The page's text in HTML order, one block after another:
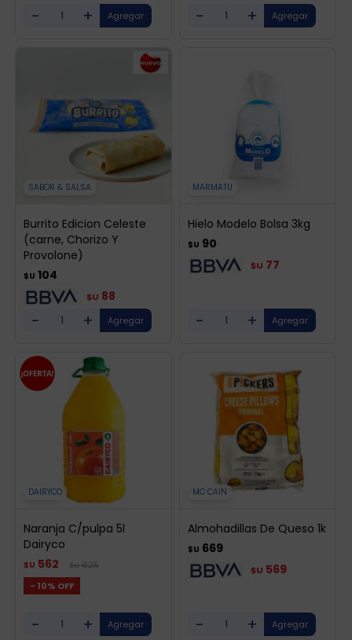
- + - +
SABOR & SALSA
Burrito Edicion Celeste
(carne, Chorizo Y
Provolone)
$U 104
$U 88
- +
MARMATU
Hielo Modelo Bolsa 3kg
$U 90
$U 77
- +
DAIRYCO
Naranja C/pulpa 5l
Dairyco
$U 562 $U 625
10
- +
MC CAIN
Almohadillas De Queso 1k
$U 669
$U 569
- +